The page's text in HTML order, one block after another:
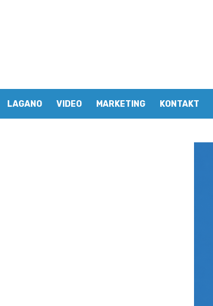
LAGANO VIDEO MARKETING KONTAKT